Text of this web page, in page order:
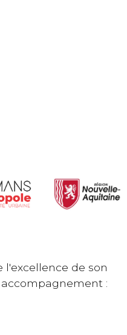
l'excellence de son
accompagnement :